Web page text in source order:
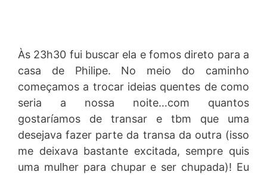
Às 23h30 fui buscar ela e fomos direto para a
casa de Philipe. No meio do caminho
começamos a trocar ideias quentes de como
seria a nossa noite…com quantos
gostaríamos de transar e tbm que uma
desejava fazer parte da transa da outra (isso
me deixava bastante excitada, sempre quis
uma mulher para chupar e ser chupada)! Eu